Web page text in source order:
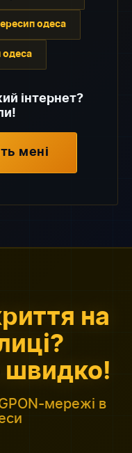
одеса
одеса
інтернет?
мені
на
швидко!
мережі в